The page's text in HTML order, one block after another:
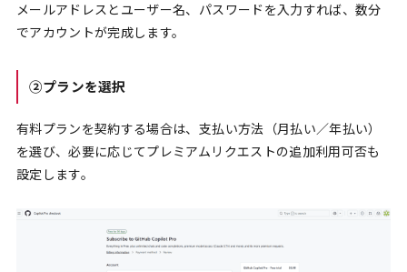
メールアドレスとユーザー名、パスワードを入力すれば、数分
でアカウントが完成します。
②プランを選択
有料プランを契約する場合は、支払い方法（月払い／年払い）
を選び、必要に応じてプレミアムリクエストの追加利用可否も
設定します。